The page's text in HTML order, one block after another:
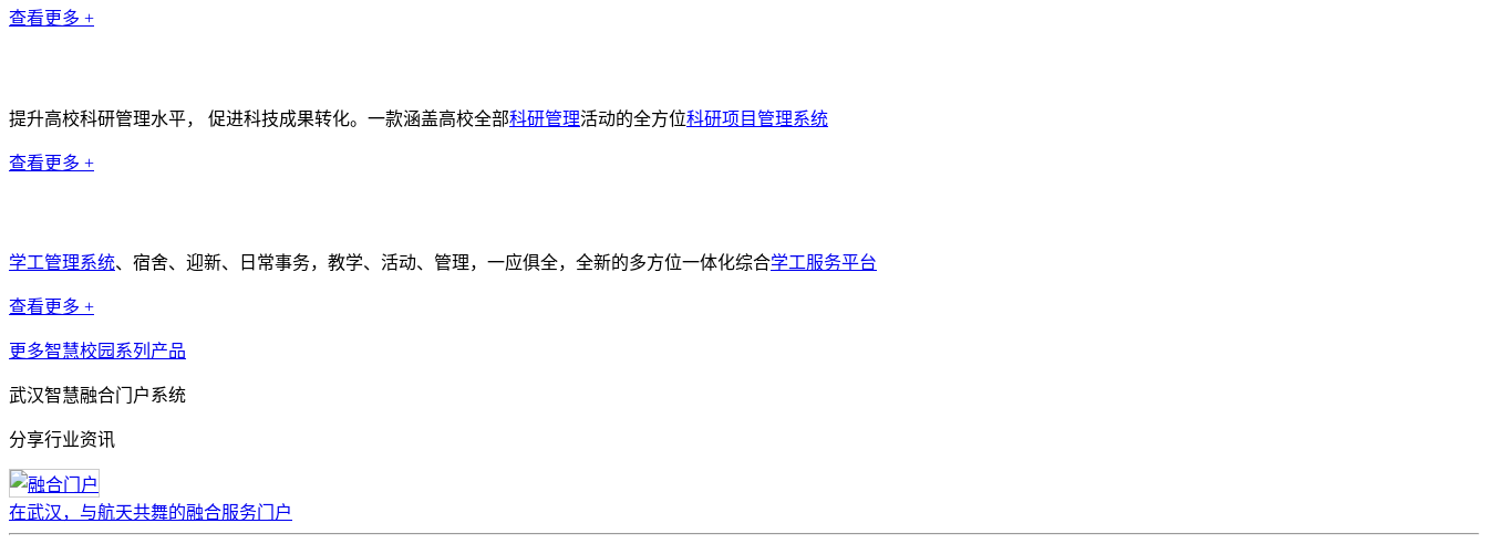
查看更多 +
提升高校科研管理水平， 促进科技成果转化。一款涵盖高校全部科研管理活动的全方位科研项目管理系统
查看更多 +
学工管理系统、宿舍、迎新、日常事务，教学、活动、管理，一应俱全，全新的多方位一体化综合学工服务平台
查看更多 +
更多智慧校园系列产品
武汉智慧融合门户系统
分享行业资讯
在武汉，与航天共舞的融合服务门户